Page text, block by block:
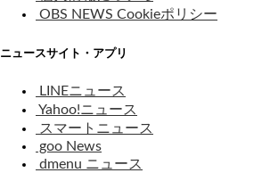
OBS NEWS Cookieポリシー
ニュースサイト・アプリ
LINEニュース
Yahoo!ニュース
スマートニュース
goo News
dmenu ニュース